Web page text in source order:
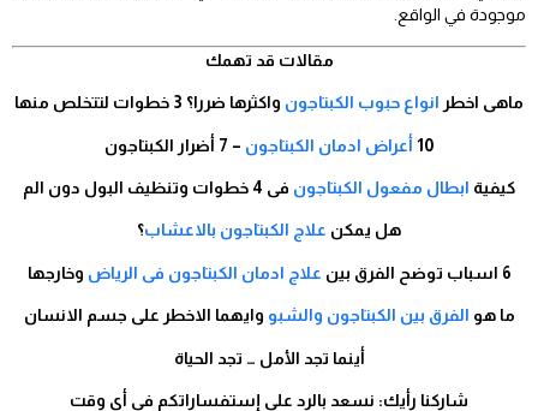
موجودة في الواقع.
مقالات قد تهمك
ماهى اخطر انواع حبوب الكبتاجون واكثرها ضررا؟ 3 خطوات لتتخلص منها
10 أعراض ادمان الكبتاجون – 7 أضرار الكبتاجون
كيفية ابطال مفعول الكبتاجون فى 4 خطوات وتنظيف البول دون الم
هل يمكن علاج الكبتاجون بالاعشاب؟
6 اسباب توضح الفرق بين علاج ادمان الكبتاجون فى الرياض وخارجها
ما هو الفرق بين الكبتاجون والشبو وايهما الاخطر على جسم الانسان
أينما تجد الأمل … تجد الحياة
شاركنا رأيك: نسعد بالرد على إستفساراتكم فى أى وقت